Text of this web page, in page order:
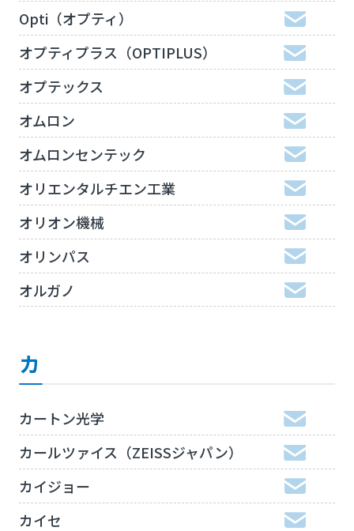
Opti（オプティ）
オプティプラス（OPTIPLUS）
オプテックス
オムロン
オムロンセンテック
オリエンタルチエン工業
オリオン機械
オリンパス
オルガノ
カ
カートン光学
カールツァイス（ZEISSジャパン）
カイジョー
カイセ